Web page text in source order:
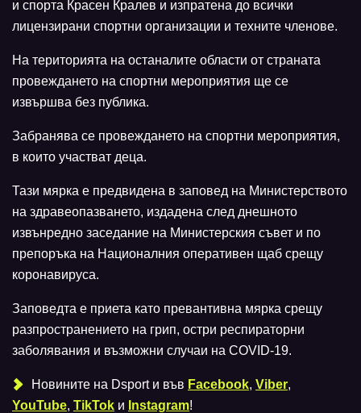
и спорта Красен Кралев и изпратена до всички
лицензирани спортни организации и техните членове.
На територията на останалите области от страната
провеждането на спортни мероприятия ще се
извършва без публика.
Забранява се провеждането на спортни мероприятия,
в които участват деца.
Тази мярка е предвидена в заповед на Министерството
на здравеопазването, издадена след днешното
извънредно заседание на Министерския съвет и по
препоръка на Националния оперативен щаб срещу
коронавируса.
Заповедта е приета като превантивна мярка срещу
разпространението на грип, остри респираторни
заболявания и възможни случаи на COVID-19.
Новините на Dsport и във Facebook, Viber,
YouTube, TikTok и Instagram!